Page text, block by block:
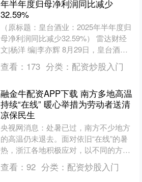
年半年度归母净利润同比减少
32.59%
（原标题：皇台酒业：2025年半年度归
母净利润同比减少32.59%） 雷达财经
文|杨洋 编|李亦辉 8月29日，皇台酒业
(000995)发布2025年半年度报....
查看： 173 分类： 配资炒股入门
融金牛配资APP下载 南方多地高温
持续“在线” 暖心举措为劳动者送清
凉保民生
央视网消息：处暑已过，南方不少地方
的高温仍未退去。面对依旧“在线”的暑
热，浙江各地积极应对，以不同的方式
送出清凉、保障民生。 在浙江瑞安，大
大小小的爱心伏茶点是....
查看： 92 分类： 配资炒股入门